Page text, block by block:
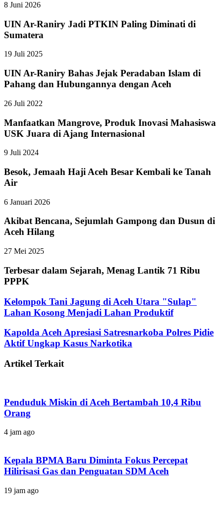
8 Juni 2026
UIN Ar-Raniry Jadi PTKIN Paling Diminati di
Sumatera
19 Juli 2025
UIN Ar-Raniry Bahas Jejak Peradaban Islam di
Pahang dan Hubungannya dengan Aceh
26 Juli 2022
Manfaatkan Mangrove, Produk Inovasi Mahasiswa
USK Juara di Ajang Internasional
9 Juli 2024
Besok, Jemaah Haji Aceh Besar Kembali ke Tanah
Air
6 Januari 2026
Akibat Bencana, Sejumlah Gampong dan Dusun di
Aceh Hilang
27 Mei 2025
Terbesar dalam Sejarah, Menag Lantik 71 Ribu
PPPK
Kelompok Tani Jagung di Aceh Utara "Sulap"
Lahan Kosong Menjadi Lahan Produktif
Kapolda Aceh Apresiasi Satresnarkoba Polres Pidie
Aktif Ungkap Kasus Narkotika
Artikel Terkait
Penduduk Miskin di Aceh Bertambah 10,4 Ribu
Orang
4 jam ago
Kepala BPMA Baru Diminta Fokus Percepat
Hilirisasi Gas dan Penguatan SDM Aceh
19 jam ago